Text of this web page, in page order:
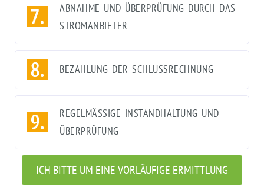
ABNAHME UND ÜBERPRÜFUNG DURCH DAS
STROMANBIETER
BEZAHLUNG DER SCHLUSSRECHNUNG
REGELMÄSSIGE INSTANDHALTUNG UND Ü
BERPRÜFUNG
ICH BITTE UM EINE VORLÄUFIGE ERMITTLUNG